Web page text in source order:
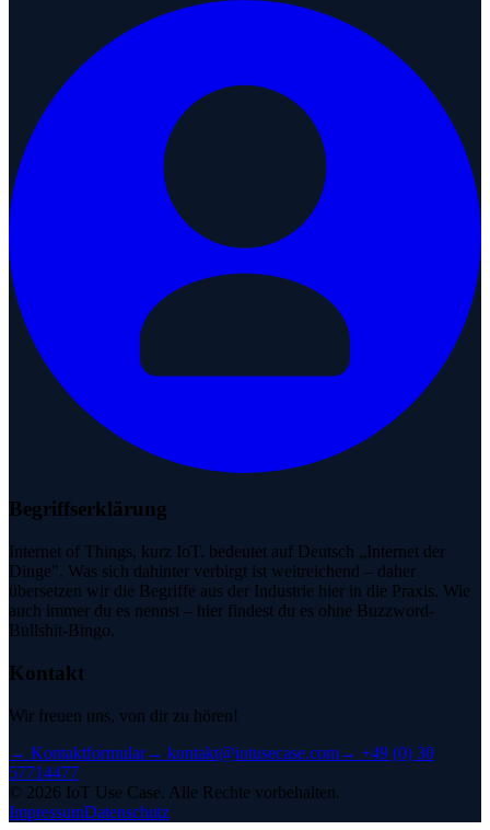
Begriffserklärung
Internet of Things, kurz IoT, bedeutet auf Deutsch „Internet der
Dinge". Was sich dahinter verbirgt ist weitreichend – daher
übersetzen wir die Begriffe aus der Industrie hier in die Praxis. Wie
auch immer du es nennst – hier findest du es ohne Buzzword-
Bullshit-Bingo.
Kontakt
Wir freuen uns, von dir zu hören!
→ Kontaktformular→ kontakt@iotusecase.com→ +49 (0) 30
57714477
© 2026 IoT Use Case. Alle Rechte vorbehalten.
ImpressumDatenschutz